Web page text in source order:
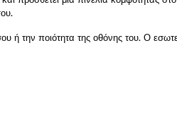
ή την ποιότητα της οθόνης του. Ο